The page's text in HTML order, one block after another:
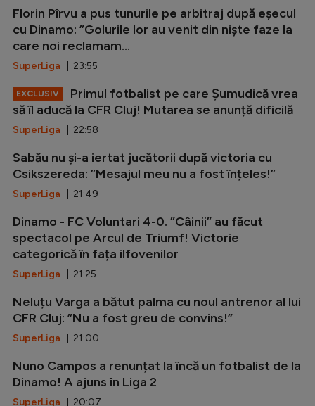
Florin Pîrvu a pus tunurile pe arbitraj după eșecul
cu Dinamo: ”Golurile lor au venit din niște faze la
care noi reclamam...
SuperLiga | 23:55
EXCLUSIV
Primul fotbalist pe care Șumudică vrea
să îl aducă la CFR Cluj! Mutarea se anunță dificilă
SuperLiga | 22:58
Sabău nu și-a iertat jucătorii după victoria cu
Csikszereda: ”Mesajul meu nu a fost înțeles!”
SuperLiga | 21:49
Dinamo - FC Voluntari 4-0. ”Câinii” au făcut
spectacol pe Arcul de Triumf! Victorie
categorică în fața ilfovenilor
SuperLiga | 21:25
Neluțu Varga a bătut palma cu noul antrenor al lui
CFR Cluj: ”Nu a fost greu de convins!”
SuperLiga | 21:00
Nuno Campos a renunțat la încă un fotbalist de la
Dinamo! A ajuns în Liga 2
SuperLiga | 20:07